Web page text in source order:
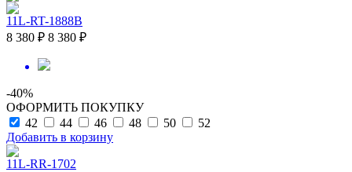
11L-RT-1888B
8 380 ₽ 8 380 ₽
-40%
ОФОРМИТЬ ПОКУПКУ
42
44 46 48 50
52
Добавить в корзину
11L-RR-1702